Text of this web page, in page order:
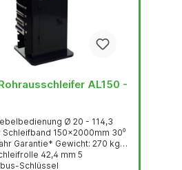
AL150 -
Ø 20 - 114,3
150x2000mm 30⁰
Garantie* Gewicht: 270 kg
Schlüssel